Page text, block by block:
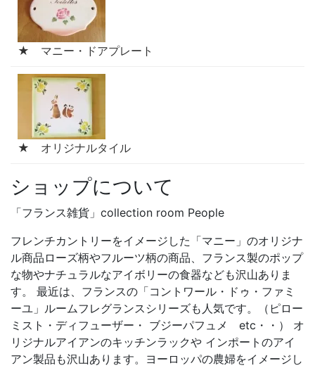
★ マニー・ドアプレート
★ オリジナルタイル
ショップについて
「フランス雑貨」collection room People
フレンチカントリーをイメージした「マニー」のオリジナ
ル商品ローズ柄やフルーツ柄の商品、フランス製のポップ
な物やナチュラルなアイボリーの食器なども沢山ありま
す。 最近は、フランスの「コントワール・ドゥ・ファミ
ーユ」ルームフレグランスシリーズも人気です。（ピロー
ミスト・ディフューザー・ ブジーパフュメ etc・・） オ
リジナルアイアンのキッチンラックや インポートのアイ
アン製品も沢山あります。ヨーロッパの農婦をイメージし